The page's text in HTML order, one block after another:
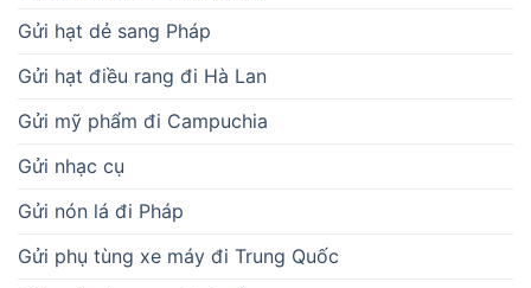
Gửi hạt dẻ sang Pháp
Gửi hạt điều rang đi Hà Lan
Gửi mỹ phẩm đi Campuchia
Gửi nhạc cụ
Gửi nón lá đi Pháp
Gửi phụ tùng xe máy đi Trung Quốc